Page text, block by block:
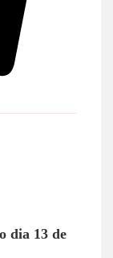
dia 13 de